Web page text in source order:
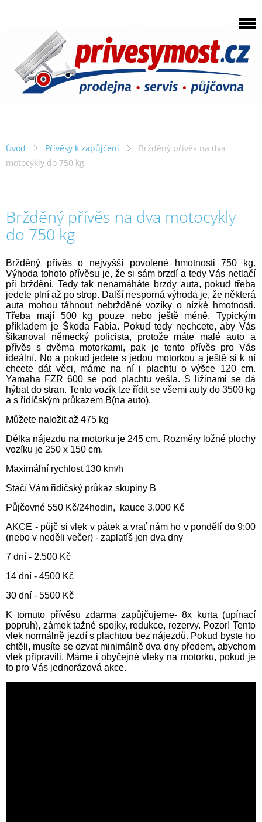
Úvod Přívěsy k zapůjčení
Bržděný přívěs na dva
motocykly do 750 kg
Bržděný přívěs na dva motocykly
do 750 kg
Bržděný přívěs o nejvyšší povolené hmotnosti 750 kg.
Výhoda tohoto přívěsu je, že si sám brzdí a tedy Vás netlačí
při brždění. Tedy tak nenamáháte brzdy auta, pokud třeba
jedete plní až po strop. Další nesporná výhoda je, že některá
auta mohou táhnout nebržděné vozíky o nízké hmotnosti.
Třeba mají 500 kg pouze nebo ještě méně. Typickým
příkladem je Škoda Fabia. Pokud tedy nechcete, aby Vás
šikanoval německý policista, protože máte malé auto a
přívěs s dvěma motorkami, pak je tento přívěs pro Vás
ideální. No a pokud jedete s jedou motorkou a ještě si k ní
chcete dát věci, máme na ní i plachtu o výšce 120 cm.
Yamaha FZR 600 se pod plachtu vešla. S ližinami se dá
hýbat do stran. Tento vozík lze řídit se všemi auty do 3500 kg
a s řidičským průkazem B(na auto).
Můžete naložit až 475 kg
Délka nájezdu na motorku je 245 cm. Rozměry ložné plochy
vozíku je 250 x 150 cm.
Maximální rychlost 130 km/h
Stačí Vám řidičský průkaz skupiny B
Půjčovné 550 Kč/24hodin, kauce 3.000 Kč
AKCE - půjč si vlek v pátek a vrať nám ho v pondělí do 9:00
(nebo v neděli večer) - zaplatíš jen dva dny
7 dní - 2.500 Kč
14 dní - 4500 Kč
30 dní - 5500 Kč
K tomuto přívěsu zdarma zapůjčujeme- 8x kurta (upínací
popruh), zámek tažné spojky, redukce, rezervy. Pozor! Tento
vlek normálně jezdí s plachtou bez nájezdů. Pokud byste ho
chtěli, musíte se ozvat minimálně dva dny předem, abychom
vlek připravili. Máme i obyčejné vleky na motorku, pokud je
to pro Vás jednorázová akce.